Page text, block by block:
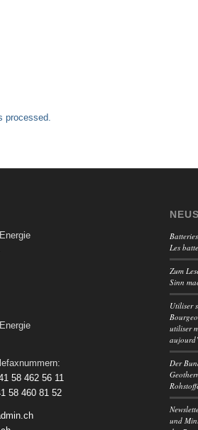
processed.
58 462 56 11
58 460 81 52
Les
Zum
Sinn
Utiliser
utiliser
Der
und